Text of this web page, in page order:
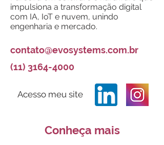
impulsiona a transformação digital
com IA, IoT e nuvem, unindo
engenharia e mercado.
contato@evosystems.com.br
(11) 3164-4000
Acesso meu site
Conheça mais